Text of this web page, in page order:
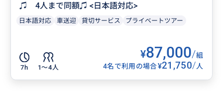
♫ 4人まで同額♫ <日本語対応>
日本語対応 車送迎 貸切サービス プライベートツアー
7h 1〜4人
¥87,000/組
4名で利用の場合¥21,750/人